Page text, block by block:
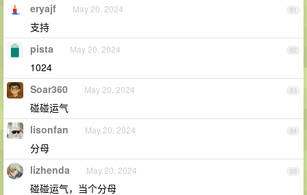
81
eryajf May 20, 2024
支持
82
pista May 20, 2024
1024
83
Soar360 May 20, 2024
碰碰运气
84
lisonfan May 20, 2024
分母
85
lizhenda May 20, 2024
碰碰运气，当个分母